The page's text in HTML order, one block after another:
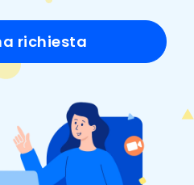
richiesta